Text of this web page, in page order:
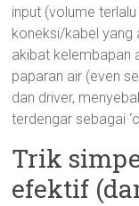
input (volume
koneksi/kabel yang
akibat kelembapan
paparan air (even
dan driver,
terdengar sebagai
Trik
efektif